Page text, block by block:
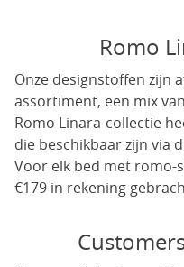
Romo
Onze designstoffen zijn
assortiment, een mix van
Romo Linara-collectie
die beschikbaar zijn via
Voor elk bed met romo-
€179 in rekening